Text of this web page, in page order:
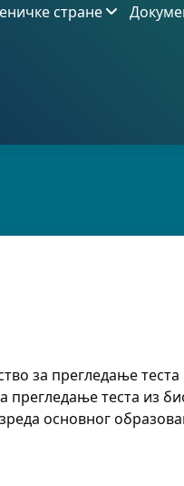
стране
за прегледање
теста из
основног